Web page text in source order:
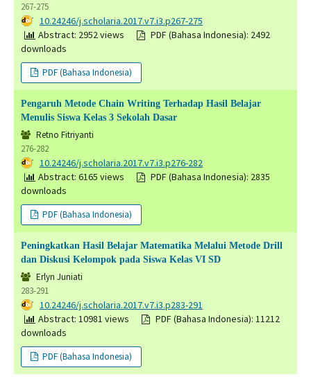
267-275
DOI: 10.24246/j.scholaria.2017.v7.i3.p267-275
Abstract: 2952 views
PDF (Bahasa Indonesia): 2492
downloads
PDF (Bahasa Indonesia)
Pengaruh Metode Chain Writing Terhadap Hasil Belajar
Menulis Siswa Kelas 3 Sekolah Dasar
Retno Fitriyanti
276-282
DOI: 10.24246/j.scholaria.2017.v7.i3.p276-282
Abstract: 6165 views
PDF (Bahasa Indonesia): 2835
downloads
PDF (Bahasa Indonesia)
Peningkatkan Hasil Belajar Matematika Melalui Metode Drill
dan Diskusi Kelompok pada Siswa Kelas VI SD
Erlyn Juniati
283-291
DOI: 10.24246/j.scholaria.2017.v7.i3.p283-291
Abstract: 10981 views
PDF (Bahasa Indonesia): 11212
downloads
PDF (Bahasa Indonesia)